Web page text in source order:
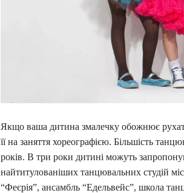
Якщо ваша дитина змалечку обожнює
її на заняття хореографією. Більшість
років. В три роки дитині можуть
найтитулованіших танцювальних студій
“Феєрія”, ансамбль “Едельвейс”, школа